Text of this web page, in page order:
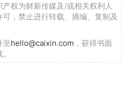
权为财新传媒及/或相关权利人
，禁止进行转载、摘编、复制及
至hello@caixin.com ，获得书面